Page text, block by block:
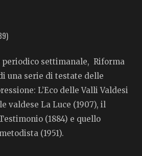
periodico settimanale, Riforma
una serie di testate delle
L’Eco delle Valli Valdesi
valdese La Luce (1907), il
(1884) e quello
(1951).